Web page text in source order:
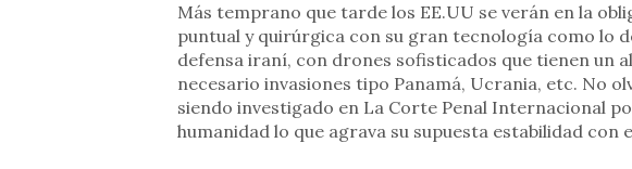
Más temprano que tarde los EE.UU se verán en la
puntual y quirúrgica con su gran tecnología como lo
defensa iraní, con drones sofisticados que tienen un
necesario invasiones tipo Panamá, Ucrania, etc. No
siendo investigado en La Corte Penal Internacional
humanidad lo que agrava su supuesta estabilidad con